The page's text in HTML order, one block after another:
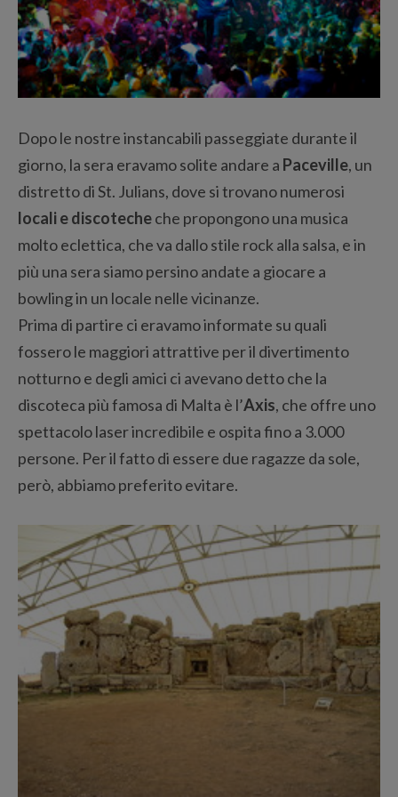
Dopo le nostre instancabili passeggiate durante il
giorno, la sera eravamo solite andare a Paceville, un
distretto di St. Julians, dove si trovano numerosi
locali e discotecheche propongono una musica
molto eclettica, che va dallo stile rock alla salsa, e in
più una sera siamo persino andate a giocare a
bowling in un locale nelle vicinanze.
Prima di partire ci eravamo informate su quali
fossero le maggiori attrattive per il divertimento
notturno e degli amici ci avevano detto che la
discoteca più famosa di Malta è l’Axis, che offre uno
spettacolo laser incredibile e ospita fino a 3.000
persone. Per il fatto di essere due ragazze da sole,
però, abbiamo preferito evitare.